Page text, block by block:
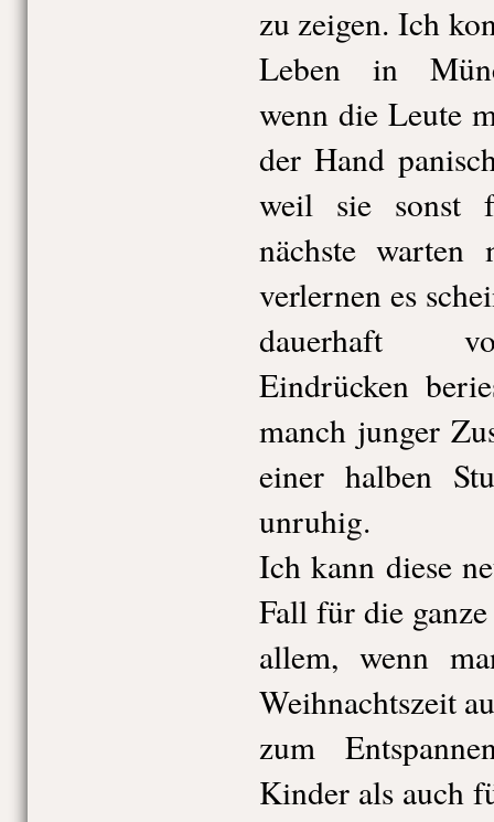
zu zeigen. Ich
Leben in
wenn die Leute
der Hand
weil sie sonst
nächste warten
verlernen es
dauerhaft
Eindrücken
manch junger
einer halben
unruhig.
Ich kann diese
Fall für die
allem, wenn
Weihnachtszeit
zum
Kinder als auch